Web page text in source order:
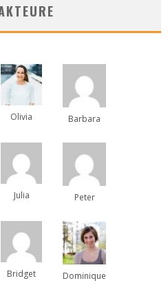
Olivia Barbara
Julia Peter
Bridget Dominique